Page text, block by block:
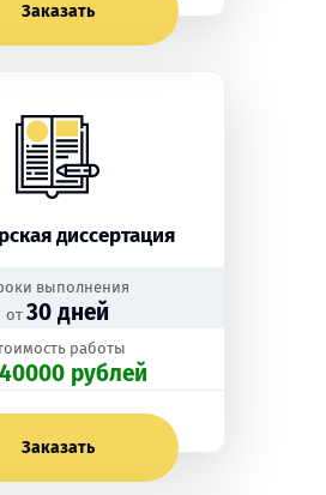
Заказать
диссертация
выполнения
от 30 дней
работы
рублей
Заказать